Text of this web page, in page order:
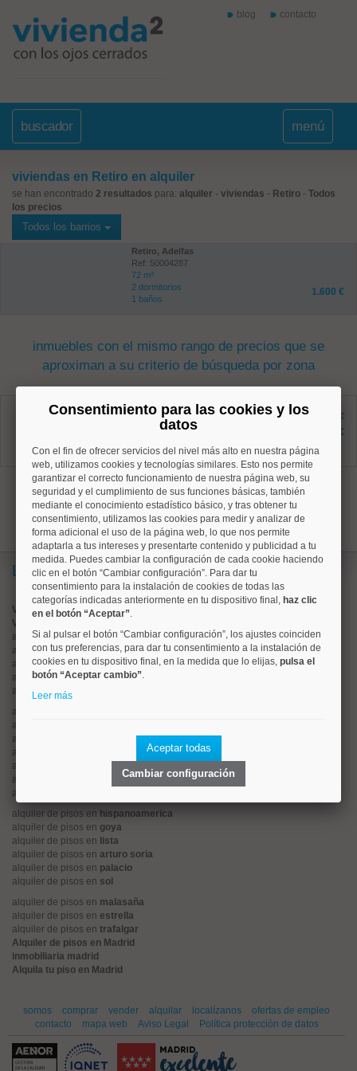
blog contacto
buscador menú
viviendas en Retiro en alquiler
se han encontrado 2 resultados para: alquiler - viviendas - Retiro - Todos
los precios
Todos los barrios
Retiro, Adelfas
Ref: 50004287
72 m²
2 dormitorios
1 baños
1.600 €
inmuebles con el mismo rango de precios que se
aproximan a su criterio de búsqueda por zona
Salamanca, Guindalera
Ref: 50004673
1 baños
antes 1.395 €
1.300 €
1
Lo más buscado
Valorar vivienda online
Vender piso
alquiler de pisos encentro
alquiler de pisos enchamartín
alquiler de pisos enchamberí
alquiler de pisos enciudad lineal
alquiler de pisos en
alquiler de pisos en
alquiler de pisos en
alquiler de pisos en
rios rosas
alquiler de pisos en
alquiler de pisos en
alquiler de pisos en
el viso
alquiler de pisos en
alquiler de pisos en hispanoamerica
alquiler de pisos en goya
alquiler de pisos en lista
alquiler de pisos en arturo soria
alquiler de pisos en palacio
alquiler de pisos en sol
alquiler de pisos en malasaña
alquiler de pisos en estrella
alquiler de pisos en trafalgar
Alquiler de pisos en Madrid
inmobiliaria madrid
Alquila tu piso en Madrid
somos comprar vender alquilar localízanos
ofertas de empleo
contacto
mapa web Aviso Legal Política protección de datos
Consentimiento para las cookies y los
datos
Con el fin de ofrecer servicios del nivel más alto en nuestra página
web, utilizamos cookies y tecnologías similares. Esto nos permite
garantizar el correcto funcionamiento de nuestra página web, su
seguridad y el cumplimiento de sus funciones básicas, también
mediante el conocimiento estadístico básico, y tras obtener tu
consentimiento, utilizamos las cookies para medir y analizar de
forma adicional el uso de la página web, lo que nos permite
adaptarla a tus intereses y presentarte contenido y publicidad a tu
medida. Puedes cambiar la configuración de cada cookie haciendo
clic en el botón “Cambiar configuración”. Para dar tu
consentimiento para la instalación de cookies de todas las
categorías indicadas anteriormente en tu dispositivo final, haz clic
en el botón “Aceptar”.
Si al pulsar el botón “Cambiar configuración”, los ajustes coinciden
con tus preferencias, para dar tu consentimiento a la instalación de
cookies en tu dispositivo final, en la medida que lo elijas, pulsa el
botón “Aceptar cambio”.
Leer más
Aceptar todas
Cambiar configuración